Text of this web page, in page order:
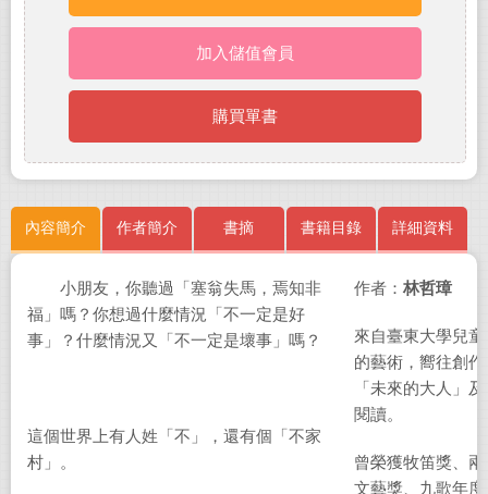
加入儲值會員
購買單書
內容簡介 作者簡介 書摘 書籍目錄 詳細資料
小朋友，你聽過「塞翁失馬，焉知非
福」嗎？你想過什麼情況「不一定是好
事」？什麼情況又「不一定是壞事」嗎？
這個世界上有人姓「不」，還有個「不家
村」。
作者： 林哲璋
來自臺東大學兒
的藝術，嚮往創
「未來的大人」
閱讀。
曾榮獲牧笛獎、
文藝獎、九歌年